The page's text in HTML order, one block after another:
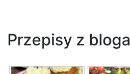
Przepisy z bloga